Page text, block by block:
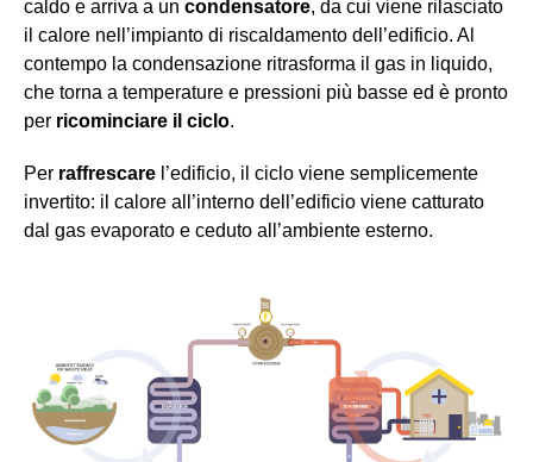
caldo e arriva a un condensatore, da cui viene rilasciato
il calore nell’impianto di riscaldamento dell’edificio. Al
contempo la condensazione ritrasforma il gas in liquido,
che torna a temperature e pressioni più basse ed è pronto
per ricominciare il ciclo.
Per raffrescare l’edificio, il ciclo viene semplicemente
invertito: il calore all’interno dell’edificio viene catturato
dal gas evaporato e ceduto all’ambiente esterno.